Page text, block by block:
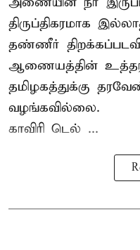
திருப்திகரமாக
தண்ணீர்
ஆணையத்தின்
தமிழகத்துக்கு
வழங்கவில்லை.
காவிரி டெல் ...